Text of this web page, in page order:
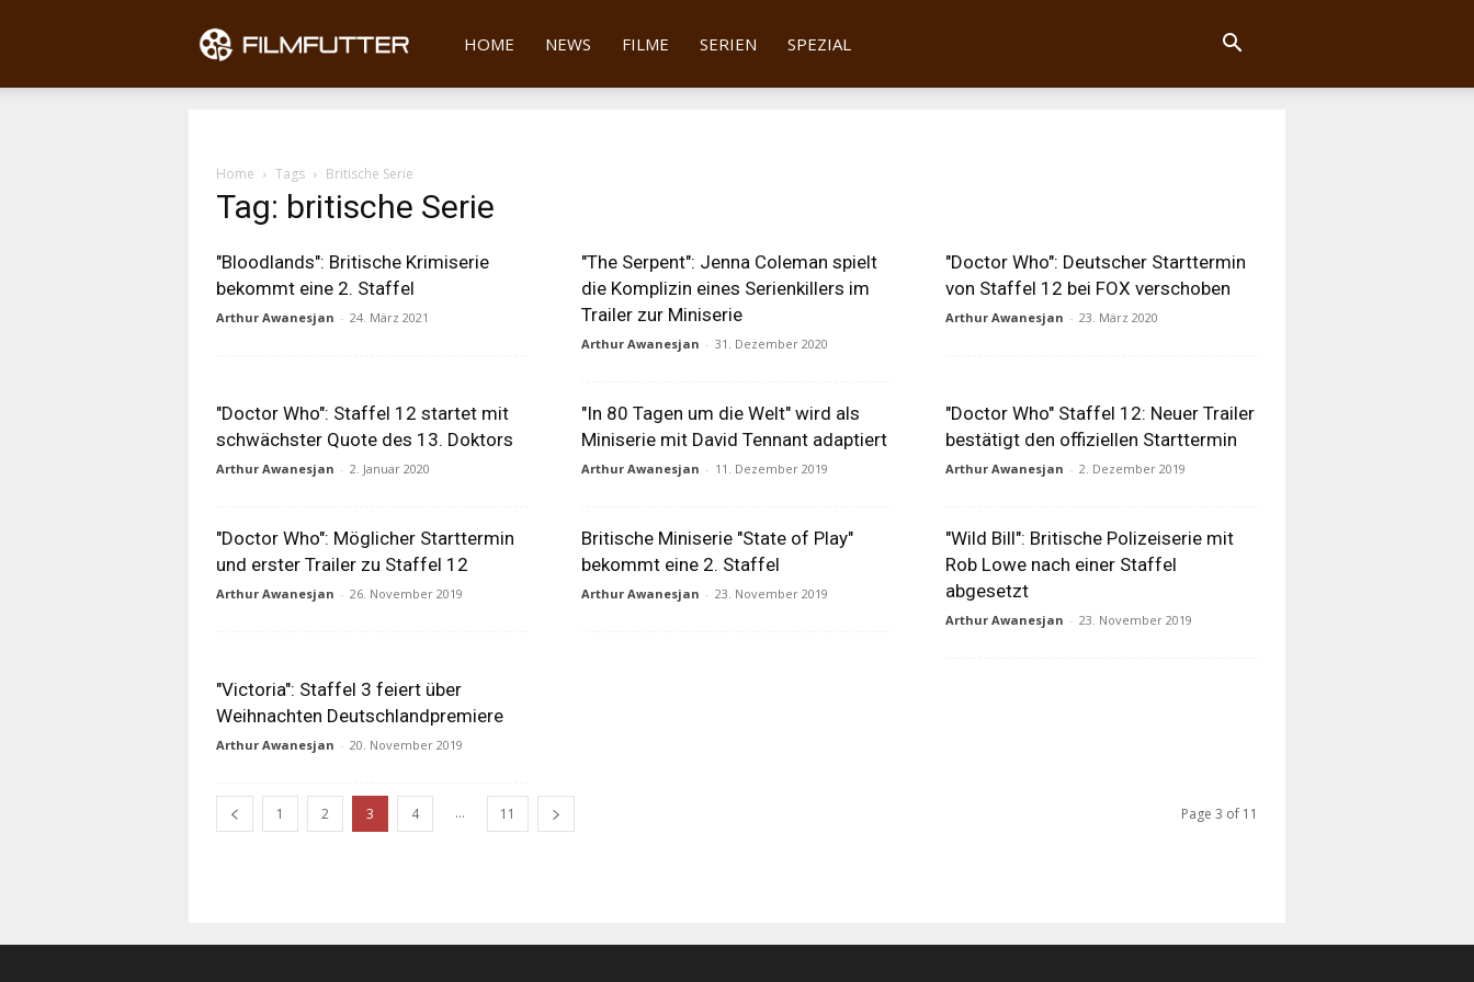
Filmfutter
HOME NEWS FILME SERIEN SPEZIAL
Home Tags Britische Serie
Tag: britische Serie
"Bloodlands": Britische Krimiserie
bekommt eine 2. Staffel
Arthur Awanesjan - 24. März 2021
"The Serpent": Jenna Coleman spielt
die Komplizin eines Serienkillers im
Trailer zur Miniserie
Arthur Awanesjan - 31. Dezember 2020
"Doctor Who": Deutscher Starttermin
von Staffel 12 bei FOX verschoben
Arthur Awanesjan - 23. März 2020
"Doctor Who": Staffel 12 startet mit
schwächster Quote des 13. Doktors
Arthur Awanesjan - 2. Januar 2020
"In 80 Tagen um die Welt" wird als
Miniserie mit David Tennant adaptiert
Arthur Awanesjan - 11. Dezember 2019
"Doctor Who" Staffel 12: Neuer Trailer
bestätigt den offiziellen Starttermin
Arthur Awanesjan - 2. Dezember 2019
"Doctor Who": Möglicher Starttermin
und erster Trailer zu Staffel 12
Arthur Awanesjan - 26. November 2019
Britische Miniserie "State of Play"
bekommt eine 2. Staffel
Arthur Awanesjan - 23. November 2019
"Wild Bill": Britische Polizeiserie mit
Rob Lowe nach einer Staffel
abgesetzt
Arthur Awanesjan - 23. November 2019
"Victoria": Staffel 3 feiert über
Weihnachten Deutschlandpremiere
Arthur Awanesjan - 20. November 2019
1 2 3 4 ... 11 Page 3 of 11